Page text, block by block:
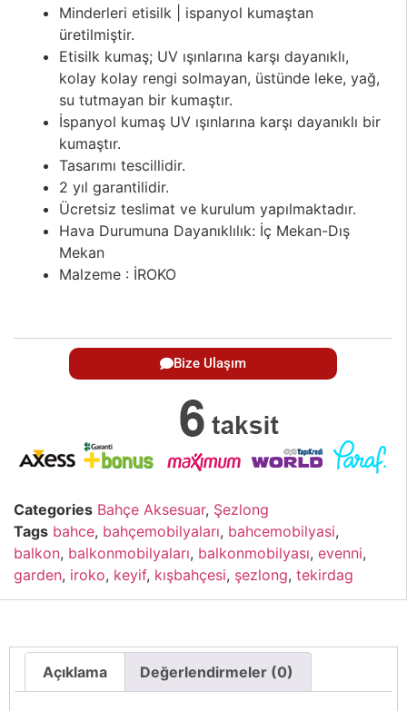
Minderleri etisilk | ispanyol kumaştan
üretilmiştir.
Etisilk kumaş; UV ışınlarına karşı dayanıklı,
kolay kolay rengi solmayan, üstünde leke, yağ,
su tutmayan bir kumaştır.
İspanyol kumaş UV ışınlarına karşı dayanıklı bir
kumaştır.
Tasarımı tescillidir.
2 yıl garantilidir.
Ücretsiz teslimat ve kurulum yapılmaktadır.
Hava Durumuna Dayanıklılık: İç Mekan-Dış
Mekan
Malzeme : İROKO
Bize Ulaşım
Categories Bahçe Aksesuar, Şezlong
Tags bahce, bahçemobilyaları, bahcemobilyasi,
balkon, balkonmobilyaları, balkonmobilyası, evenni,
garden, iroko, keyif, kışbahçesi, şezlong, tekirdag
Açıklama Değerlendirmeler (0)